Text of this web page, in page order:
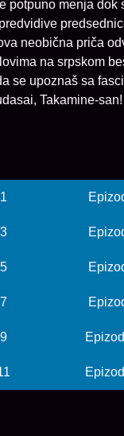
potpuno menja dok
neobična priča
na srpskom
se upoznaš sa
Takamine-san!